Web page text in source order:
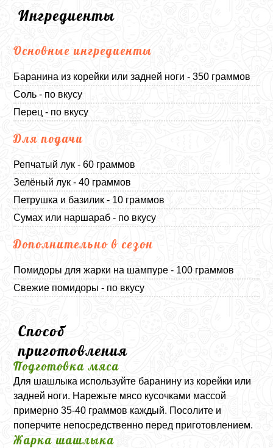
Ингредиенты
Основные ингредиенты
Баранина из корейки или задней ноги - 350 граммов
Соль - по вкусу
Перец - по вкусу
Для подачи
Репчатый лук - 60 граммов
Зелёный лук - 40 граммов
Петрушка и базилик - 10 граммов
Сумах или наршараб - по вкусу
Дополнительно в сезон
Помидоры для жарки на шампуре - 100 граммов
Свежие помидоры - по вкусу
Способ
приготовления
Подготовка мяса
Для шашлыка используйте баранину из корейки или
задней ноги. Нарежьте мясо кусочками массой
примерно 35-40 граммов каждый. Посолите и
поперчите непосредственно перед приготовлением.
Жарка шашлыка